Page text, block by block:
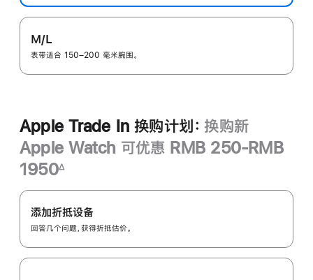
M/L
表带适合 150–200 毫米腕围。
Apple Trade In 换购计划： 换购新
Apple Watch 可优惠 RMB 250-RMB
1950
注
∆
Apple
Trade
换
购
添加折抵设备
回答几个问题，获得折抵估价。